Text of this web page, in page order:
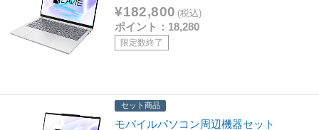
¥182,800 (税込)
ポイント：18,280
限定数終了
セット商品
モバイルパソコン周辺機器セット